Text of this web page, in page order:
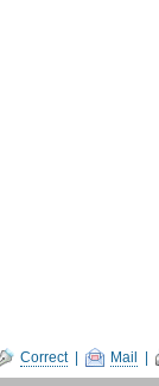
Correct| Mail